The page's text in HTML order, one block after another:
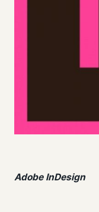
Adobe InDesign